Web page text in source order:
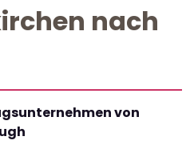
nach
von